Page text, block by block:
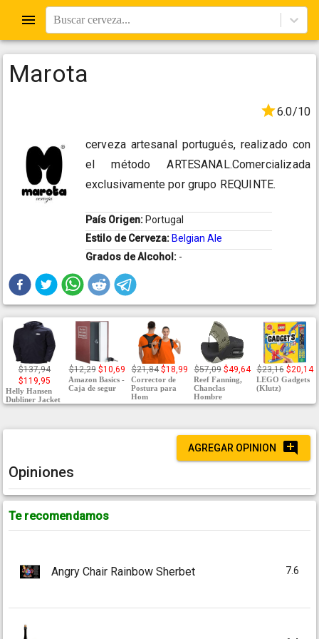
Buscar cerveza...
Marota
6.0/10
cerveza artesanal portugués, realizado con
el método ARTESANAL.Comercializada
exclusivamente por grupo REQUINTE.
País Origen: Portugal
Estilo de Cerveza: Belgian Ale
Grados de Alcohol: -
$137,94
$119,95
Helly Hansen
Dubliner Jacket
$12,29 $10,69
Amazon Basics -
Caja de segur
$21,84 $18,99
Corrector de
Postura para
Hom
$57,09 $49,64
Reef Fanning,
Chanclas
Hombre
$23,16 $20,14
LEGO Gadgets
(Klutz)
AGREGAR OPINION
Opiniones
Te recomendamos
Angry Chair Rainbow Sherbet 7.6